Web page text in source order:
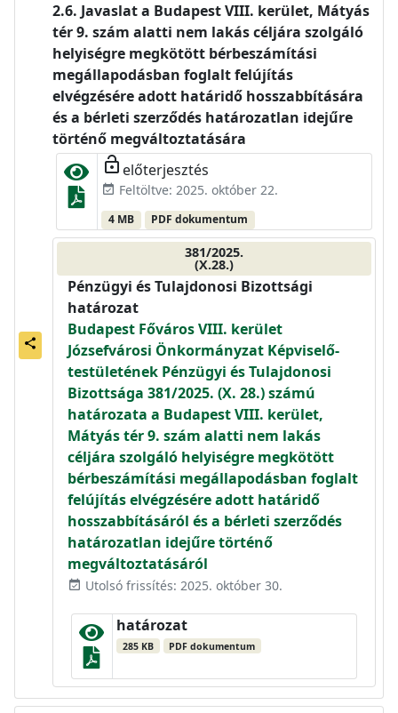
share
Javaslat a Budapest VIII. kerület, Mátyás
tér 9. szám alatti nem lakás céljára szolgáló
helyiségre megkötött bérbeszámítási
megállapodásban foglalt felújítás
elvégzésére adott határidő hosszabbítására
és a bérleti szerződés határozatlan idejűre
történő megváltoztatására
lock_open előterjesztés
event_available Feltöltve: 2025. október 22.
4 MB PDF dokumentum
381/2025.
(X.28.)
Pénzügyi és Tulajdonosi Bizottsági
határozat
Budapest Főváros VIII. kerület
Józsefvárosi Önkormányzat Képviselő-
testületének Pénzügyi és Tulajdonosi
Bizottsága 381/2025. (X. 28.) számú
határozata a Budapest VIII. kerület,
Mátyás tér 9. szám alatti nem lakás
céljára szolgáló helyiségre megkötött
bérbeszámítási megállapodásban foglalt
felújítás elvégzésére adott határidő
hosszabbításáról és a bérleti szerződés
határozatlan idejűre történő
megváltoztatásáról
event_available Utolsó frissítés: 2025. október 30.
határozat
285 KB PDF dokumentum